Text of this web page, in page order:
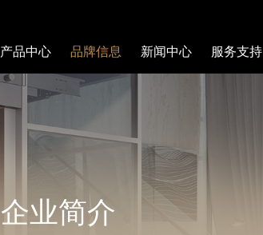
产品中心 品牌信息 新闻中心 服务支持
企业简介